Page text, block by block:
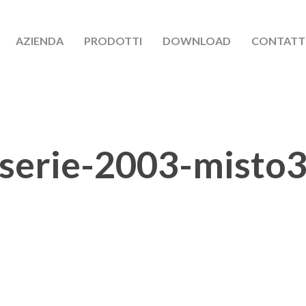
AZIENDA PRODOTTI DOWNLOAD
serie-2003-misto3